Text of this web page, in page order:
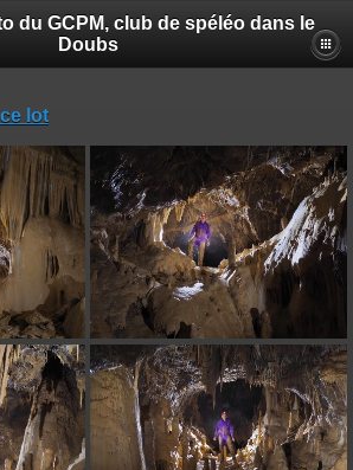
du GCPM, club de spéléo dans le
Doubs
lot